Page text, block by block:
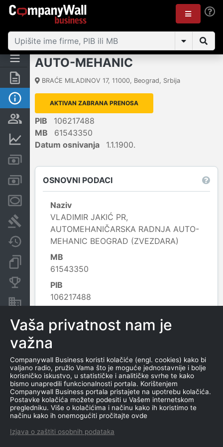
Rezime
Vlasnička struktura
Računi i blokade
Menice i zaloge
Sudski sporovi
Javne nabavke
Dokumenti i objave
Konkurentske kompanije
Nekretnine i imovina
Izvoz
AUTO-MEHANIC
BRAĆE MILADINOV 17, 11000, Beograd, Srbija
AKTIVAN ZABRANA PRENOSA
PIB
106217488
MB
61543350
Datum osnivanja
1.1.1900.
OSNOVNI PODACI
Naziv
VLADIMIR JAKIĆ PR,
AUTOMEHANIČARSKA RADNJA AUTO-
MEHANIC BEOGRAD (ZVEZDARA)
MB
61543350
PIB
106217488
1.1.1900.
Delatnost
vozila;
Leaflet |© OpenStreetMap contributors
KONTAKTI
Vaša privatnost nam je
važna
Companywall Business koristi kolačiće (engl. cookies) kako bi
valjano radio, pružio Vama što je moguće jednostavnije i bolje
korisničko iskustvo, u statističke i analitičke svrhe te kako
bismo unapredili funkcionalnosti portala. Korištenjem
Companywall Business portala pristajete na upotrebu kolačića.
Postavke kolačića možete podesiti u Vašem internetskom
pregledniku. Više o kolačićima i načinu kako ih koristimo te
načinu kako ih onemogućiti pročitajte ovde
Izjava o zaštiti osobnih podataka